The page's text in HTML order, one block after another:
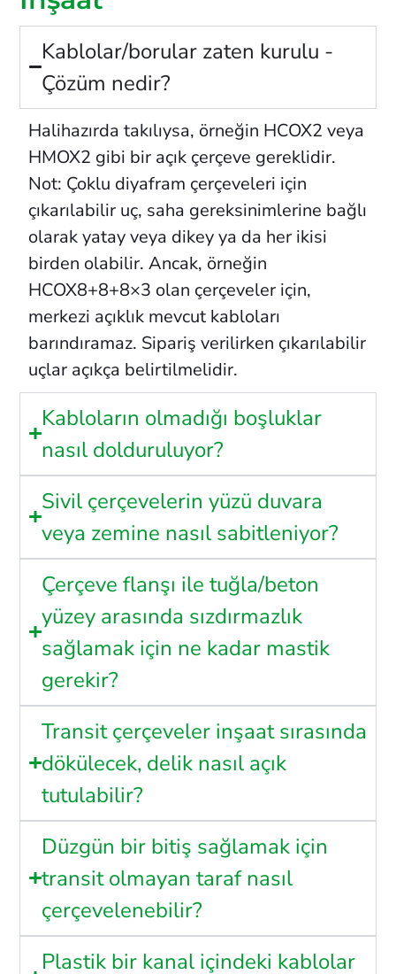
Kablolar/borular zaten kurulu -
Çözüm nedir?
Halihazırda takılıysa, örneğin HCOX2 veya
HMOX2 gibi bir açık çerçeve gereklidir.
Not: Çoklu diyafram çerçeveleri için
çıkarılabilir uç, saha gereksinimlerine bağlı
olarak yatay veya dikey ya da her ikisi
birden olabilir. Ancak, örneğin
HCOX8+8+8×3 olan çerçeveler için,
merkezi açıklık mevcut kabloları
barındıramaz. Sipariş verilirken çıkarılabilir
uçlar açıkça belirtilmelidir.
Kabloların olmadığı boşluklar
nasıl dolduruluyor?
Sivil çerçevelerin yüzü duvara
veya zemine nasıl sabitleniyor?
Çerçeve flanşı ile tuğla/beton
yüzey arasında sızdırmazlık
sağlamak için ne kadar mastik
gerekir?
Transit çerçeveler inşaat sırasında
dökülecek, delik nasıl açık
tutulabilir?
Düzgün bir bitiş sağlamak için
transit olmayan taraf nasıl
çerçevelenebilir?
Plastik bir kanal içindeki kablolar